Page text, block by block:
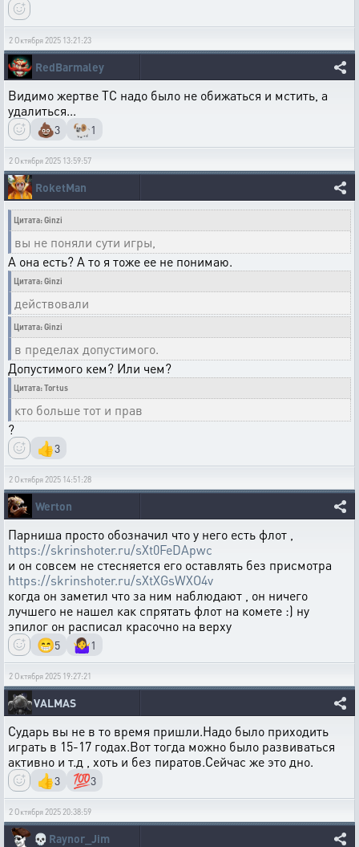
2 Октября 2025 13:21:23
RedBarmaley
Видимо жертве ТС надо было не обижаться и мстить, а
удалиться...
💩3 🐏1
2 Октября 2025 13:59:57
RoketMan
Цитата: Ginzi
вы не поняли сути игры,
А она есть? А то я тоже ее не понимаю.
Цитата: Ginzi
действовали
Цитата: Ginzi
в пределах допустимого.
Допустимого кем? Или чем?
Цитата: Tortus
кто больше тот и прав
?
👍3
2 Октября 2025 14:51:28
Werton
Парниша просто обозначил что у него есть флот ,
https://skrinshoter.ru/sXt0FeDApwc
и он совсем не стесняется его оставлять без присмотра
https://skrinshoter.ru/sXtXGsWXO4v
когда он заметил что за ним наблюдают , он ничего
лучшего не нашел как спрятать флот на комете :) ну
эпилог он расписал красочно на верху
😁5 🤷‍♀️1
2 Октября 2025 19:27:21
VALMAS
Сударь вы не в то время пришли.Надо было приходить
играть в 15-17 годах.Вот тогда можно было развиваться
активно и т.д , хоть и без пиратов.Сейчас же это дно.
👍3 💯3
2 Октября 2025 20:38:59
💀 Raynor_Jim